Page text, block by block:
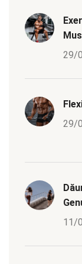
29/
29/
11/